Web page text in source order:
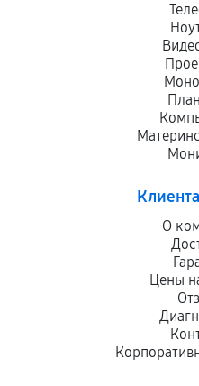
О
Цены